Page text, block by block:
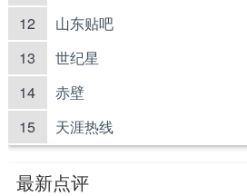
12 山东贴吧
13 世纪星
14 赤壁
15 天涯热线
最新点评